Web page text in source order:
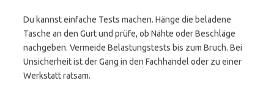
Du kannst einfache Tests machen. Hänge die beladene
Tasche an den Gurt und prüfe, ob Nähte oder Beschläge
nachgeben. Vermeide Belastungstests bis zum Bruch. Bei
Unsicherheit ist der Gang in den Fachhandel oder zu einer
Werkstatt ratsam.